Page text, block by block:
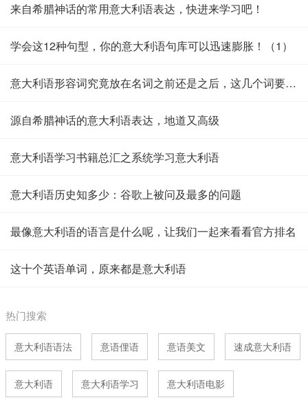
来自希腊神话的常用意大利语表达，快进来学习吧！
学会这12种句型，你的意大利语句库可以迅速膨胀！（1）
意大利语形容词究竟放在名词之前还是之后，这几个词要记住
源自希腊神话的意大利语表达，地道又高级
意大利语学习书籍总汇之系统学习意大利语
意大利语历史知多少：谷歌上被问及最多的问题
最像意大利语的语言是什么呢，让我们一起来看看官方排名
这十个英语单词，原来都是意大利语
热门搜索
意大利语语法 意语俚语 意语美文 速成意大利语
意大利语 意大利语学习 意大利语电影